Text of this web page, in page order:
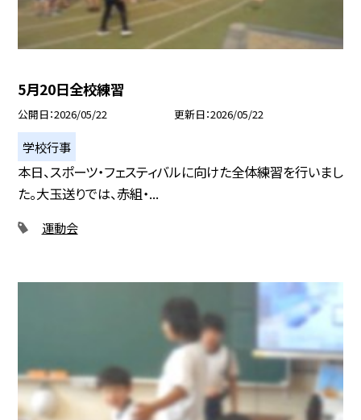
5月20日全校練習
公開日 2026/05/22 更新日 2026/05/22
学校行事
本日、スポーツ・フェスティバルに向けた全体練習を行いまし
た。大玉送りでは、赤組・...
運動会